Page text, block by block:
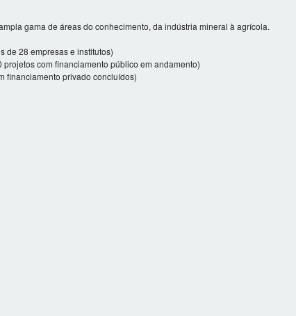
gama de áreas do conhecimento, da indústria mineral à agrícola.
de 28 empresas e institutos)
projetos com financiamento público em andamento)
financiamento privado concluídos)